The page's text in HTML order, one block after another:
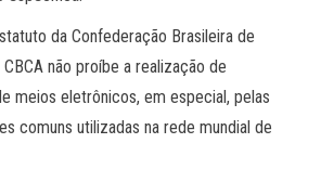
da Confederação Brasileira de
não proíbe a realização de
meios eletrônicos, em especial, pelas
comuns utilizadas na rede mundial de